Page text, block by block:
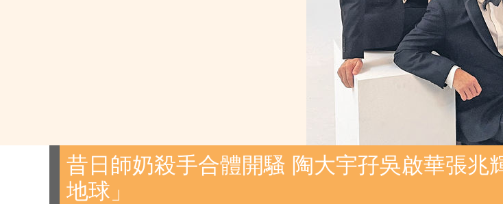
昔日師奶殺手合體開騷 陶大宇孖吳啟華張兆
地球」